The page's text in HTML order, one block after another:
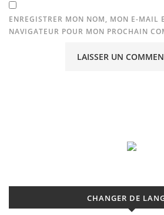
ENREGISTRER MON NOM, MON E-MAIL
NAVIGATEUR POUR MON PROCHAIN
CHANGER DE